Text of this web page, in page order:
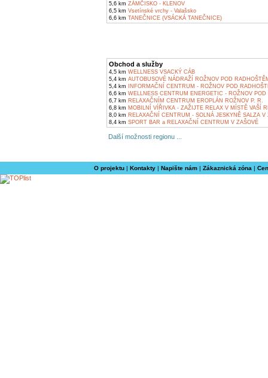
5,6 km ZÁMČISKO - KLENOV
6,5 km Vsetínské vrchy - Valašsko
6,6 km TANEČNICE (VSÁCKÁ TANEČNICE)
Obchod a služby
4,5 km WELLNESS VSACKÝ CÁB
5,4 km AUTOBUSOVÉ NÁDRAŽÍ ROŽNOV POD
5,4 km INFORMAČNÍ CENTRUM - ROŽNOV POD
6,6 km WELLNESS CENTRUM ENERGETIC - ROŽNOV POD
6,7 km RELAXAČNÍM CENTRUM EROPLÁN ROŽNOV P. R.
6,8 km MOBILNÍ VÍŘIVKA - ZAŽIJTE RELAX V MÍSTĚ VAŠÍ
8,0 km RELAXAČNÍ CENTRUM - SOLNÁ JESKYNĚ SALZA V
8,4 km SPORT BAR a RELAXAČNÍ CENTRUM V ZAŠOVÉ
Další možnosti regionu ...
O projektu| Kontakty| Napište nám| Zákaznická zóna |